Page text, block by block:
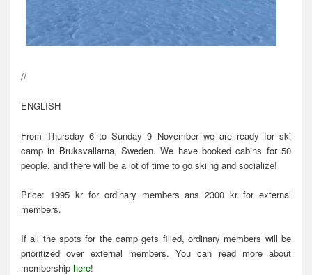
//
ENGLISH
From Thursday 6 to Sunday 9 November we are ready for ski
camp in Bruksvallarna, Sweden. We have booked cabins for 50
people, and there will be a lot of time to go skiing and socialize!
Price: 1995 kr for ordinary members ans 2300 kr for external
members.
If all the spots for the camp gets filled, ordinary members will be
prioritized over external members. You can read more about
membership here!